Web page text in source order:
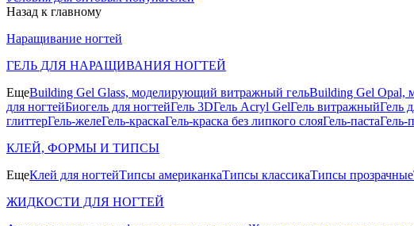
Назад к главному
Наращивание ногтей
ГЕЛЬ ДЛЯ НАРАЩИВАНИЯ НОГТЕЙ
ЕщеBuilding Gel Glass, моделирующий витражный гельBuilding Gel Opal,
для ногтейБиогель для ногтейГель 3DГель Acryl GelГель витражныйГель
глиттерГель-желеГель-краскаГель-краска без липкого слояГель-пастаГель-
КЛЕЙ, ФОРМЫ И ТИПСЫ
ЕщеКлей для ногтейТипсы американкаТипсы классикаТипсы прозрачные
ЖИДКОСТИ ДЛЯ НОГТЕЙ